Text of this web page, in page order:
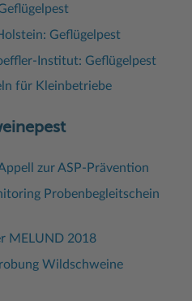
Geflügelpest
Institut: Geflügelpest
für Kleinbetriebe
zur ASP-Prävention
Probenbegleitschein
MELUND 2018
Wildschweine